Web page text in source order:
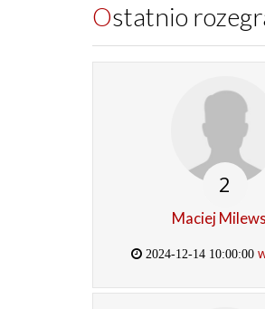
Ostatnio
2
Maciej
2024-12-14 10:00:00